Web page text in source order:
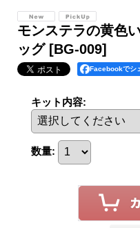
モンステラの黄色
ッグ [BG-009]
Facebookでシ
キット内容:
数量: